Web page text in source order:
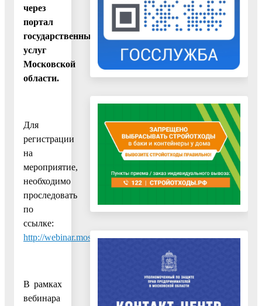
через
портал
государственных
услуг
Московской
области.
Для
регистрации
на
мероприятие,
необходимо
проследовать
по
ссылке:
http://webinar.mosreg.ru/mira/s/GRsSii
В рамках
вебинара